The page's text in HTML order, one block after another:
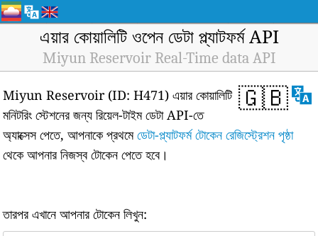
এয়ার কোয়ালিটি ওপেন ডেটা প্ল্যাটফর্ম API
Miyun Reservoir Real-Time data API
🇬🇧
Miyun Reservoir (ID: H471) এয়ার কোয়ালিটি
মনিটরিং স্টেশনের জন্য রিয়েল-টাইম ডেটা API-তে
অ্যাক্সেস পেতে, আপনাকে প্রথমেডেটা-প্ল্যাটফর্ম টোকেন রেজিস্ট্রেশন পৃষ্ঠা
থেকে আপনার নিজস্ব টোকেন পেতে হবে।
তারপর এখানে আপনার টোকেন লিখুন: